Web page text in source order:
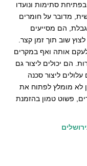
סתימות ונועדו
מדובר על חומרים
הם מסייעים
שוב תוך זמן קצר.
אותה ואף במקרים
הם יכולים ליצור גם
ליצור סכנה
לא מומלץ לפתוח את
פשוט טמון בהזמנת